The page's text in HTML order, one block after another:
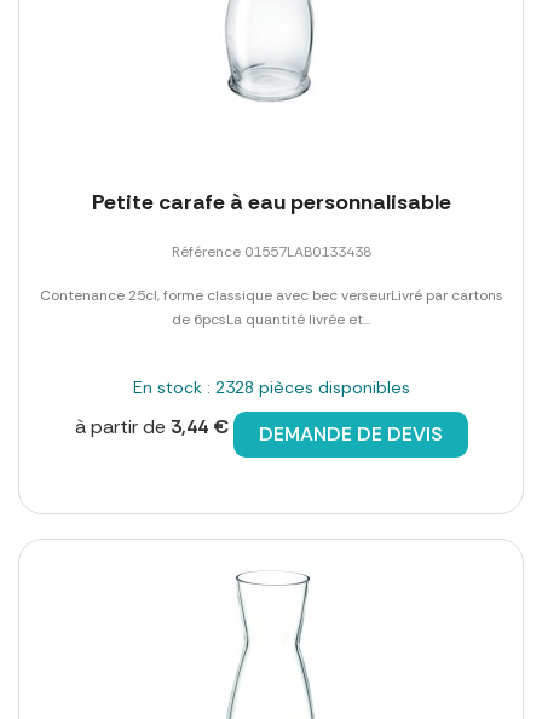
Petite carafe à eau personnalisable
Référence 01557LAB0133438
Contenance 25cl, forme classique avec bec verseurLivré par cartons
de 6pcsLa quantité livrée et...
En stock : 2328 pièces disponibles
à partir de 3,44 € DEMANDE DE DEVIS